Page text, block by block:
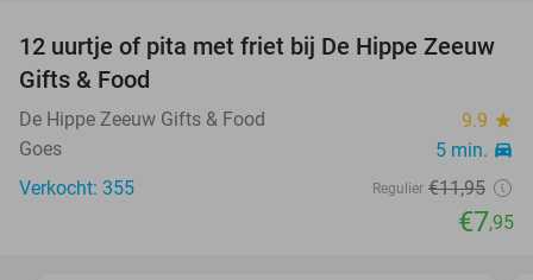
33%
12 uurtje of pita met friet bij De Hippe Zeeuw
Gifts & Food
De Hippe Zeeuw Gifts & Food 9.9 star
Goes 5 min. directions_car
Verkocht: 355 Regulier €11,95
€7,95
favorite_border